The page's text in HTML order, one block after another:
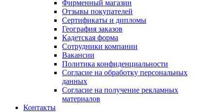
Фирменный магазин
Отзывы покупателей
Сертификаты и дипломы
География заказов
Кадетская форма
Сотрудники компании
Вакансии
Политика конфиденциальности
Согласие на обработку персональных
данных
Согласие на получение рекламных
материалов
Контакты